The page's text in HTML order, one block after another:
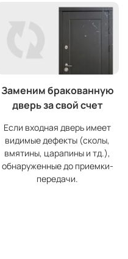
Заменим бракованную
дверь за свой счет
Если входная дверь имеет
видимые дефекты (сколы,
вмятины, царапины и тд.),
обнаруженные до приемки-
передачи.